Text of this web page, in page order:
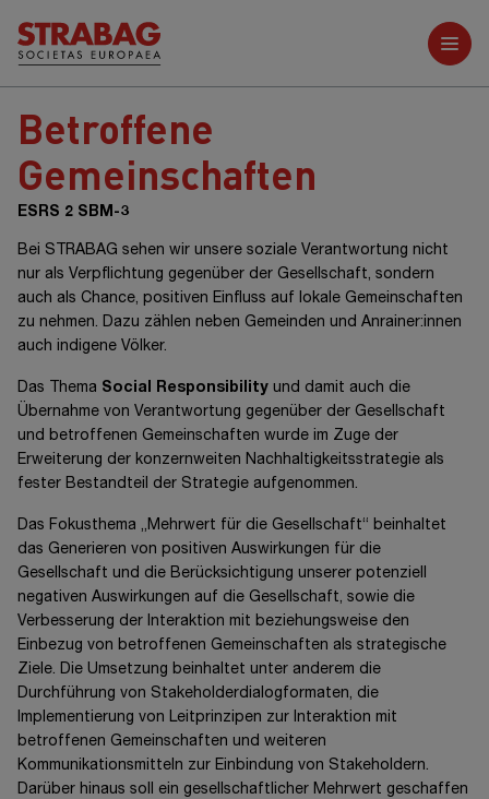
Weitere Berichte
Betroffene
Gemeinschaften
ESRS 2 SBM-3
Bei STRABAG sehen wir unsere soziale Verantwortung nicht
nur als Verpflichtung gegenüber der Gesellschaft, sondern
auch als Chance, positiven Einfluss auf lokale Gemeinschaften
zu nehmen. Dazu zählen neben Gemeinden und Anrainer:innen
auch indigene Völker.
Das Thema Social Responsibility und damit auch die
Übernahme von Verantwortung gegenüber der Gesellschaft
und betroffenen Gemeinschaften wurde im Zuge der
Erweiterung der konzernweiten Nachhaltigkeitsstrategie als
fester Bestandteil der Strategie aufgenommen.
Das Fokusthema „Mehrwert für die Gesellschaft“ beinhaltet
das Generieren von positiven Auswirkungen für die
Gesellschaft und die Berücksichtigung unserer potenziell
negativen Auswirkungen auf die Gesellschaft, sowie die
Verbesserung der Interaktion mit beziehungsweise den
Einbezug von betroffenen Gemeinschaften als strategische
Ziele. Die Umsetzung beinhaltet unter anderem die
Durchführung von Stakeholderdialogformaten, die
Implementierung von Leitprinzipen zur Interaktion mit
betroffenen Gemeinschaften und weiteren
Kommunikationsmitteln zur Einbindung von Stakeholdern.
Darüber hinaus soll ein gesellschaftlicher Mehrwert geschaffen